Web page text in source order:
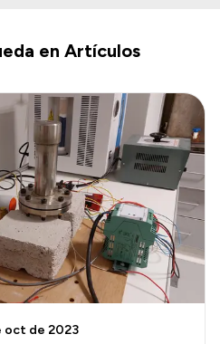
en Artículos
oct de 2023